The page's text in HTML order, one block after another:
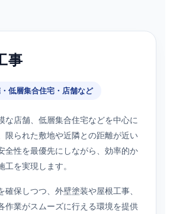
事
低層集合住宅・店舗など
な店舗、低層集合住宅などを中心に
限られた敷地や近隣との距離が近い
全性を最優先にしながら、効率的か
を実現します。
保しつつ、外壁塗装や屋根工事、
作業がスムーズに行える環境を提供